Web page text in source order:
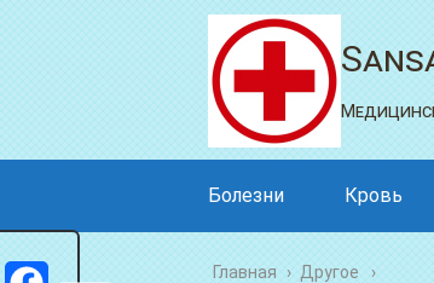
Болезни Кровь
Главная › Другое